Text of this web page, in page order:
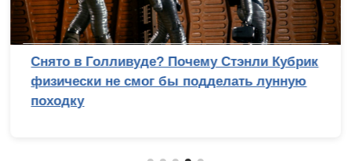
Снято в Голливуде? Почему Стэнли Кубрик
физически не смог бы подделать лунную
походку